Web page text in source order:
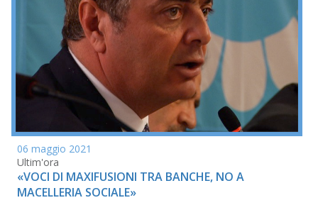
06 maggio 2021
Ultim'ora
«VOCI DI MAXIFUSIONI TRA BANCHE, NO A
MACELLERIA SOCIALE»